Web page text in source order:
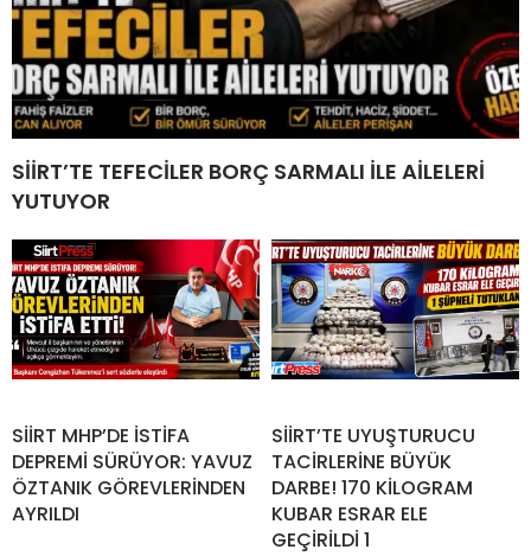
SİİRT’TE TEFECİLER BORÇ SARMALI İLE AİLELERİ
YUTUYOR
SİİRT MHP’DE İSTİFA
DEPREMİ SÜRÜYOR: YAVUZ
ÖZTANIK GÖREVLERİNDEN
AYRILDI
SİİRT’TE UYUŞTURUCU
TACİRLERİNE BÜYÜK
DARBE! 170 KİLOGRAM
KUBAR ESRAR ELE
GEÇİRİLDİ 1